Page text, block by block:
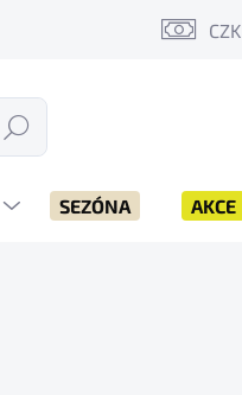
CZK
Hledat
SEZÓNA AKCE